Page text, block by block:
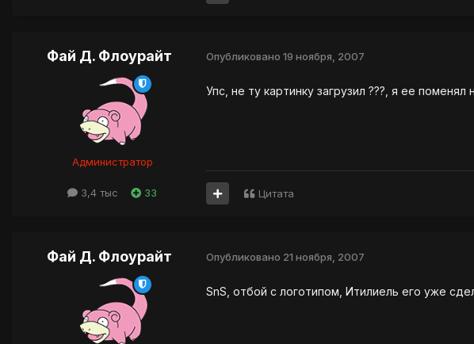
Фай Д. Флоурайт
Администратор
3,4 тыс 33
Опубликовано 19 ноября, 2007
Упс, не ту картинку загрузил ???, я ее
Цитата
Фай Д. Флоурайт Опубликовано 21 ноября, 2007
SnS, отбой с логотипом, Итилиель его уже